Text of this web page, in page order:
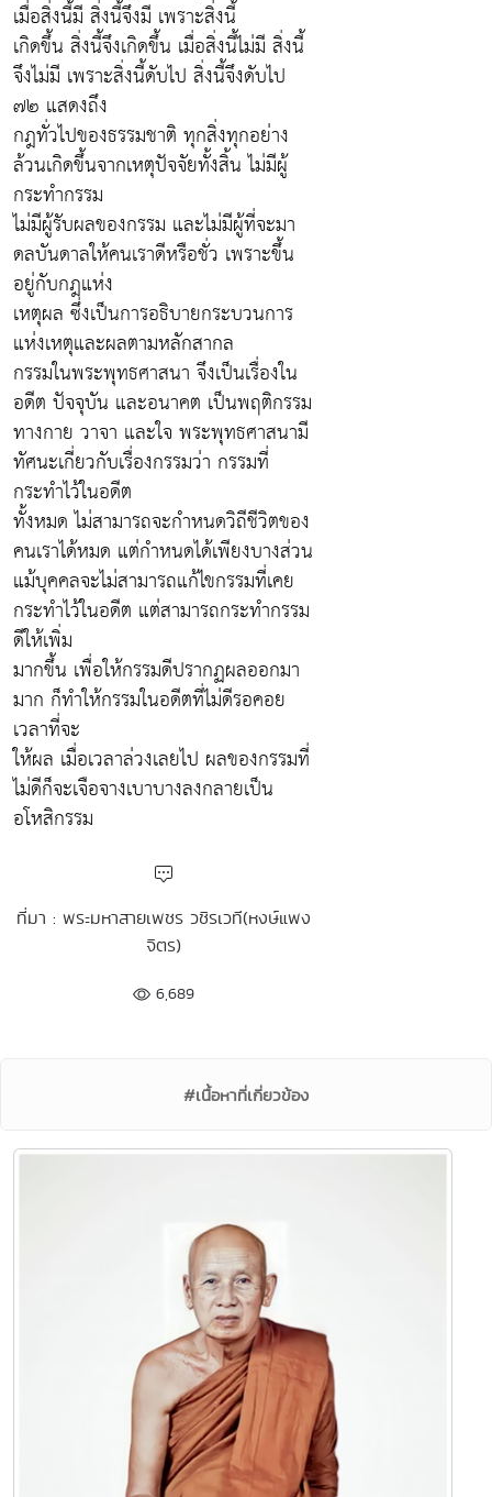
เมื่อสิ่งนี้มี สิ่งนี้จึงมี เพราะสิ่งนี้
เกิดขึ้น สิ่งนี้จึงเกิดขึ้น เมื่อสิ่งนี้ไม่มี สิ่งนี้
จึงไม่มี เพราะสิ่งนี้ดับไป สิ่งนี้จึงดับไป
๗๒ แสดงถึง
กฎทั่วไปของธรรมชาติ ทุกสิ่งทุกอย่าง
ล้วนเกิดขึ้นจากเหตุปัจจัยทั้งสิ้น ไม่มีผู้
กระทำกรรม
ไม่มีผู้รับผลของกรรม และไม่มีผู้ที่จะมา
ดลบันดาลให้คนเราดีหรือชั่ว เพราะขึ้น
อยู่กับกฎแห่ง
เหตุผล ซึ่งเป็นการอธิบายกระบวนการ
แห่งเหตุและผลตามหลักสากล
กรรมในพระพุทธศาสนา จึงเป็นเรื่องใน
อดีต ปัจจุบัน และอนาคต เป็นพฤติกรรม
ทางกาย วาจา และใจ พระพุทธศาสนามี
ทัศนะเกี่ยวกับเรื่องกรรมว่า กรรมที่
กระทำไว้ในอดีต
ทั้งหมด ไม่สามารถจะกำหนดวิถีชีวิตของ
คนเราได้หมด แต่กำหนดได้เพียงบางส่วน
แม้บุคคลจะไม่สามารถแก้ไขกรรมที่เคย
กระทำไว้ในอดีต แต่สามารถกระทำกรรม
ดีให้เพิ่ม
มากขึ้น เพื่อให้กรรมดีปรากฏผลออกมา
มาก ก็ทำให้กรรมในอดีตที่ไม่ดีรอคอย
เวลาที่จะ
ให้ผล เมื่อเวลาล่วงเลยไป ผลของกรรมที่
ไม่ดีก็จะเจือจางเบาบางลงกลายเป็น
อโหสิกรรม
ที่มา : พระมหาสายเพชร วชิรเวที(หงษ์แพง
จิตร)
6,689
#เนื้อหาที่เกี่ยวข้อง